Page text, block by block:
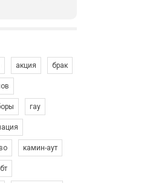
рівності та
Регіональні
Зупинимо насильство проти ЛГБТ в Україні! Stop violence against LGBT in Ukraine!
на
акция брак
гау
камин-аут